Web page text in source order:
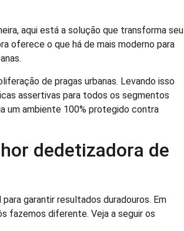
aqui está a solução que transforma seu
oferece o que há de mais moderno para
de pragas urbanas. Levando isso
assertivas para todos os segmentos
um ambiente 100% protegido contra
dedetizadora de
garantir resultados duradouros. Em
fazemos diferente. Veja a seguir os